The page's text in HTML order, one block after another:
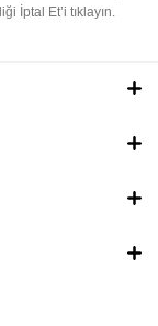
İptal Et’i tıklayın.